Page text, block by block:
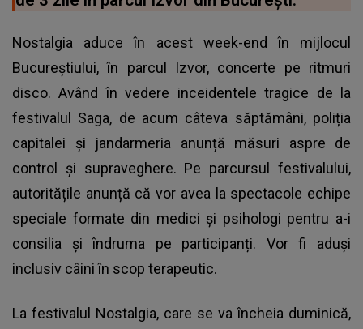
Nostalgia aduce în acest week-end în mijlocul
Bucureștiului, în parcul Izvor, concerte pe ritmuri
disco. Având în vedere inceidentele tragice de la
festivalul Saga, de acum câteva săptămâni, poliția
capitalei și jandarmeria anunță măsuri aspre de
control și supraveghere. Pe parcursul festivalului,
autoritățile anunță că vor avea la spectacole echipe
speciale formate din medici și psihologi pentru a-i
consilia și îndruma pe participanți. Vor fi aduși
inclusiv câini în scop terapeutic.
La festivalul Nostalgia, care se va încheia duminică,